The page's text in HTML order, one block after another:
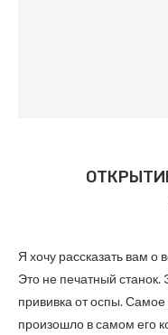
Я хочу рассказать вам
Это не печатный
прививка от оспы.
произошло в самом его